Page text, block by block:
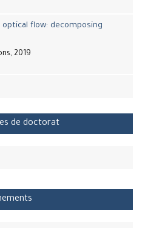
flow: decomposing
2019
de doctorat